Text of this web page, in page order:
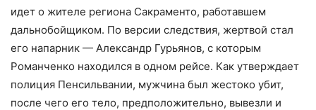
идет о жителе региона Сакраменто, работавшем
дальнобойщиком. По версии следствия, жертвой стал
его напарник — Александр Гурьянов, с которым
Романченко находился в одном рейсе. Как утверждает
полиция Пенсильвании, мужчина был жестоко убит,
после чего его тело, предположительно, вывезли и